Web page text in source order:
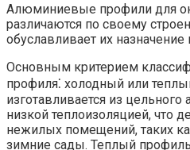
Алюминиевые профили для
различаются по своему
обуславливает их
Основным критерием
профиля⁚ холодный или
изготавливается из
низкой теплоизоляцией, что
нежилых помещений, таких
зимние сады. Теплый